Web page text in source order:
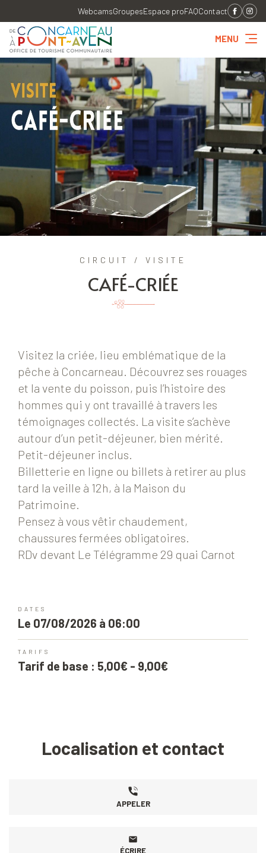
WebcamsGroupesEspace proFAQContact
MENU
CIRCUIT / VISITE
CAFÉ-CRIÉE
Visitez la criée, lieu emblématique de la
pêche à Concarneau. Découvrez ses rouages
et la vente du poisson, puis l’histoire des
hommes qui y ont travaillé à travers les
témoignages collectés. La visite s’achève
autour d’un petit-déjeuner, bien mérité.
Petit-déjeuner inclus.
Billetterie en ligne ou billets à retirer au plus
tard la veille à 12h, à la Maison du
Patrimoine.
Pensez à vous vêtir chaudement,
chaussures fermées obligatoires.
RDv devant Le Télégramme 29 quai Carnot
DATES
Le 07/08/2026 à 06:00
TARIFS
Tarif de base : 5,00€ - 9,00€
Localisation et contact
APPELER
ÉCRIRE